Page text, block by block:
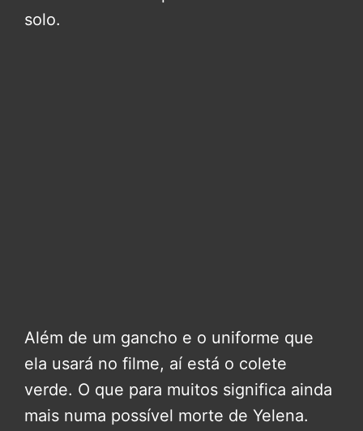
solo.
Além de um gancho e o uniforme que
ela usará no filme, aí está o colete
verde. O que para muitos significa ainda
mais numa possível morte de Yelena.